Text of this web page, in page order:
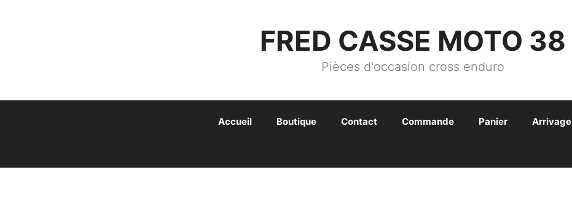
FRED CASSE MOTO 38
Pièces d'occasion cross enduro
Accueil Boutique Contact Commande Panier Arrivage